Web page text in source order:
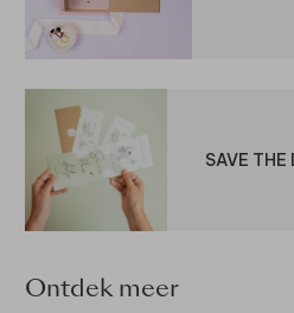
SAVE THE
Ontdek meer